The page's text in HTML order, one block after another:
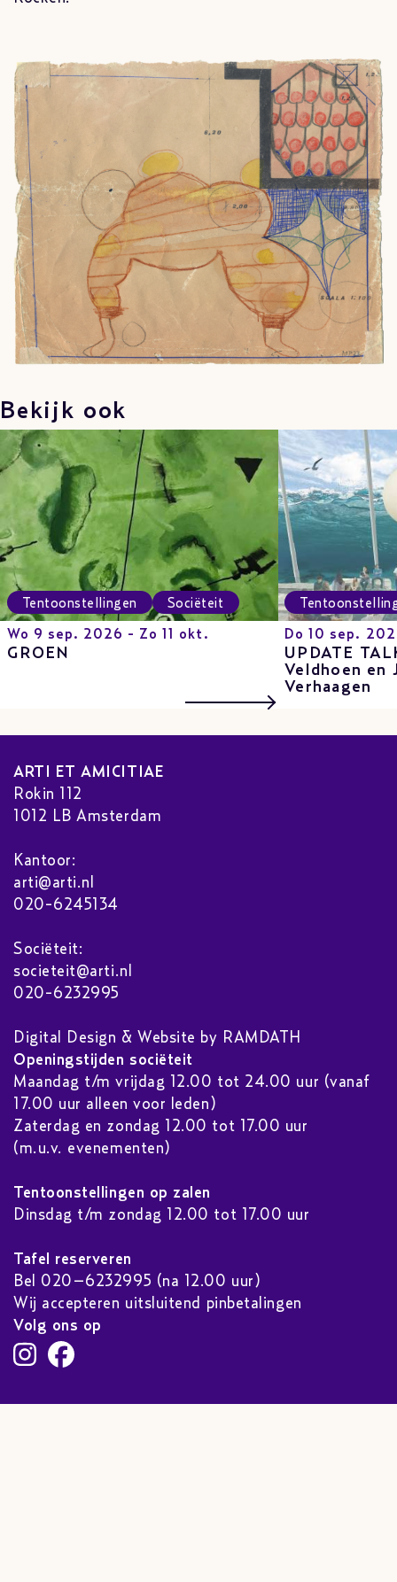
Bekijk ook
Tentoonstellingen Sociëteit
Wo 9 sep. 2026 - Zo 11 okt.
GROEN
Do 10 sep.
UPDATE
Veldhoen en
Verhaagen
ARTI ET AMICITIAE
Rokin 112
1012 LB Amsterdam
Kantoor:
arti@arti.nl
020-6245134
Sociëteit:
societeit@arti.nl
020-6232995
Digital Design & Website by RAMDATH
Openingstijden sociëteit
Maandag t/m vrijdag 12.00 tot 24.00 uur (vanaf
17.00 uur alleen voor leden)
Zaterdag en zondag 12.00 tot 17.00 uur
(m.u.v. evenementen)
Tentoonstellingen op zalen
Dinsdag t/m zondag 12.00 tot 17.00 uur
Tafel reserveren
Bel 020–6232995 (na 12.00 uur)
Wij accepteren uitsluitend pinbetalingen
Volg ons op